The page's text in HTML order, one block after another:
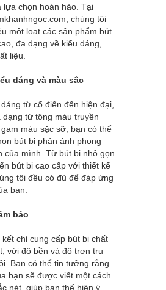
lựa chọn hoàn hảo. Tại
, chúng tôi
một loạt các sản phẩm bút
đa dạng về kiểu dáng,
liệu.
dáng và màu sắc
từ cổ điển đến hiện đại,
dạng từ tông màu truyền
màu sặc sỡ, bạn có thể
bút bi phản ánh phong
của mình. Từ bút bi nhỏ gọn
bút bi cao cấp với thiết kế
tôi đều có đủ để đáp ứng
bạn.
bảo
chỉ cung cấp bút bi chất
với độ bền và độ trơn tru
Bạn có thể tin tưởng rằng
bạn sẽ được viết một cách
nét, giúp bạn thể hiện ý